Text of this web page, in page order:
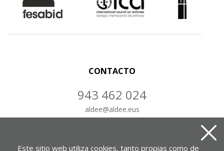
CONTACTO
943 462 024
aldee@aldee.eus
Este sitio web utiliza cookies, tanto propias como de